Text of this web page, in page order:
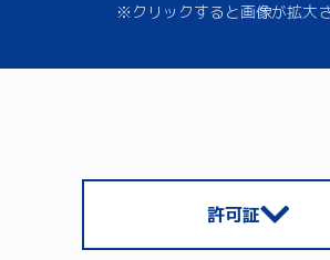
※クリックすると画像が拡大
許可証